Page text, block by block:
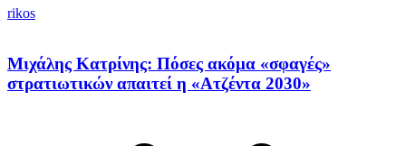
rikos
Μιχάλης Κατρίνης: Πόσες ακόμα «σφαγές»
στρατιωτικών απαιτεί η «Ατζέντα 2030»